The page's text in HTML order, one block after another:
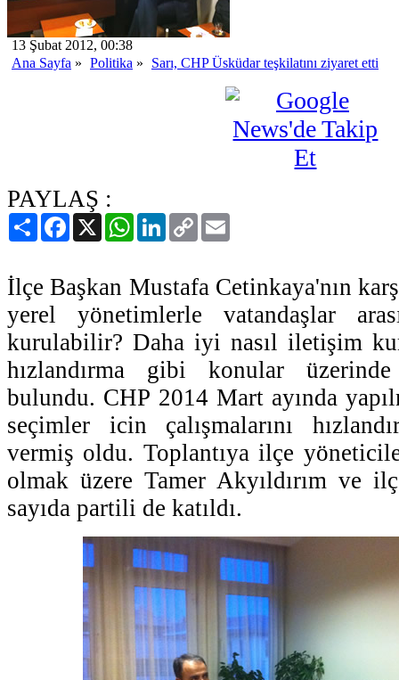
13 Şubat 2012, 00:38
Ana Sayfa » Politika » Sarı, CHP Üsküdar teşkilatını ziyaret etti
PAYLAŞ :
PaylaşFacebook
X WhatsAppLinkedIn
Copy
Link
İlçe Başkan Mustafa Cetinkaya'nın
yerel yönetimlerle vatandaşlar
kurulabilir? Daha iyi nasıl iletişim
hızlandırma gibi konular
bulundu. CHP 2014 Mart ayında
seçimler icin çalışmalarını
vermiş oldu. Toplantıya ilçe
olmak üzere Tamer Akyıldırım ve
sayıda partili de katıldı.